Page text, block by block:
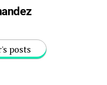
posts